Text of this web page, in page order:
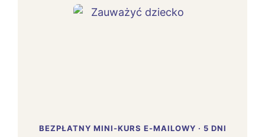
BEZPŁATNY MINI-KURS E-MAILOWY · 5 DNI